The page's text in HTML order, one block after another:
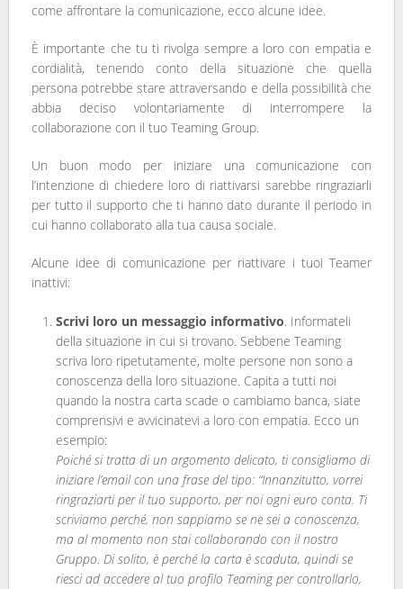
come affrontare la comunicazione, ecco alcune idee.
È importante che tu ti rivolga sempre a loro con empatia e
cordialità, tenendo conto della situazione che quella
persona potrebbe stare attraversando e della possibilità che
abbia deciso volontariamente di interrompere la
collaborazione con il tuo Teaming Group.
Un buon modo per iniziare una comunicazione con
l’intenzione di chiedere loro di riattivarsi sarebbe ringraziarli
per tutto il supporto che ti hanno dato durante il periodo in
cui hanno collaborato alla tua causa sociale.
Alcune idee di comunicazione per riattivare i tuoi Teamer
inattivi:
Scrivi loro un messaggio informativo. Informateli
della situazione in cui si trovano. Sebbene Teaming
scriva loro ripetutamente, molte persone non sono a
conoscenza della loro situazione. Capita a tutti noi
quando la nostra carta scade o cambiamo banca, siate
comprensivi e avvicinatevi a loro con empatia. Ecco un
esempio:
Poiché si tratta di un argomento delicato, ti consigliamo di
iniziare l’email con una frase del tipo: “Innanzitutto, vorrei
ringraziarti per il tuo supporto, per noi ogni euro conta. Ti
scriviamo perché, non sappiamo se ne sei a conoscenza,
ma al momento non stai collaborando con il nostro
Gruppo. Di solito, è perché la carta è scaduta, quindi se
riesci ad accedere al tuo profilo Teaming per controllarlo,